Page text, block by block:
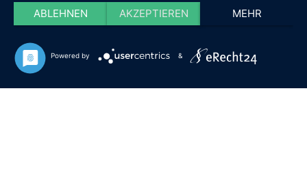
ABLEHNEN AKZEPTIEREN MEHR
Powered by &